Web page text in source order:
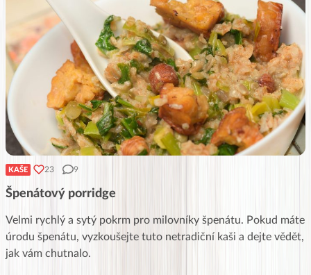
KAŠE 23 9
Špenátový porridge
Velmi rychlý a sytý pokrm pro milovníky špenátu. Pokud máte
úrodu špenátu, vyzkoušejte tuto netradiční kaši a dejte vědět,
jak vám chutnalo.